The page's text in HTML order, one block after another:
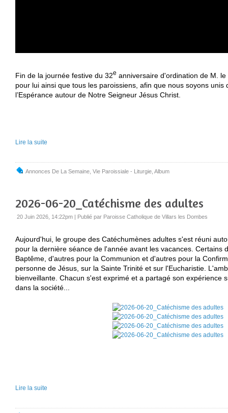
Fin de la journée festive du 32e anniversaire d'ordination de M.
pour lui ainsi que tous les paroissiens, afin que nous soyons unis
l’Espérance autour de Notre Seigneur Jésus Christ.
Lire la suite
Annonces De La Semaine Vie Paroissiale - Liturgie Album
2026-06-20_Catéchisme des adultes
20 Juin 2026, 14:22pm | Publié par Paroisse Catholique de Villars les Dombes
Aujourd'hui, le groupe des Catéchumènes adultes s'est réuni
pour la dernière séance de l'année avant les vacances. Certains
Baptême, d'autres pour la Communion et d'autres pour la
personne de Jésus, sur la Sainte Trinité et sur l'Eucharistie.
bienveillante. Chacun s'est exprimé et a partagé son expérience
dans la société...
Lire la suite